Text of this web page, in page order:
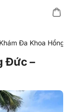
Đa Khoa
Đức –